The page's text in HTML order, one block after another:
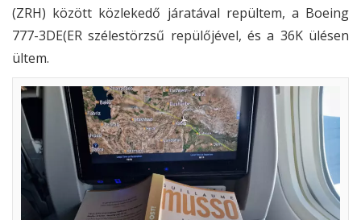
(ZRH) között közlekedő járatával repültem, a Boeing
777-3DE(ER szélestörzsű repülőjével, és a 36K ülésen
ültem.